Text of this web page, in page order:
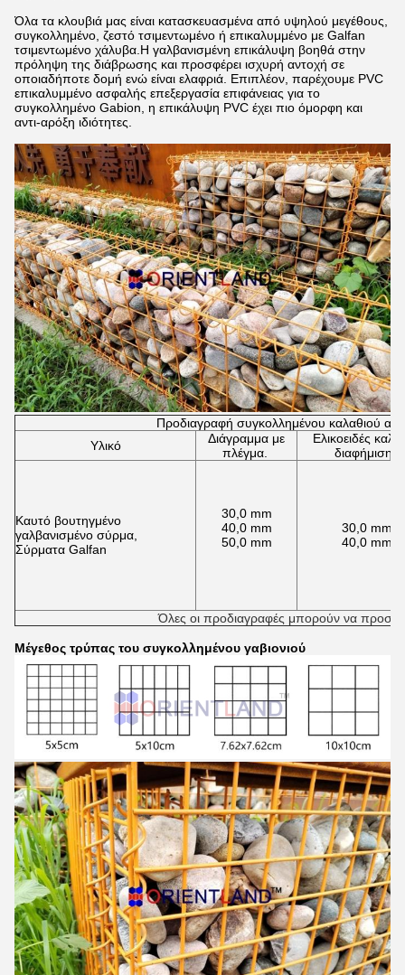
Όλα τα κλουβιά μας είναι κατασκευασμένα από υψηλού μεγέθους,
συγκολλημένο, ζεστό τσιμεντωμένο ή επικαλυμμένο με Galfan
τσιμεντωμένο χάλυβα.Η γαλβανισμένη επικάλυψη βοηθά στην
πρόληψη της διάβρωσης και προσφέρει ισχυρή αντοχή σε
οποιαδήποτε δομή ενώ είναι ελαφριά. Επιπλέον, παρέχουμε PVC
επικαλυμμένο ασφαλής επεξεργασία επιφάνειας για το
συγκολλημένο Gabion, η επικάλυψη PVC έχει πιο όμορφη και
αντι-αρόξη ιδιότητες.
Προδιαγραφή συγκολλημένου καλαθιού
Υλικό
Διάγραμμα με
πλέγμα.
Ελικοειδές
διαφήμιση.
Καυτό βουτηγμένο
γαλβανισμένο σύρμα,
Σύρματα Galfan
30,0 mm
40,0 mm
50,0 mm
30,0 mm
40,0 mm
Όλες οι προδιαγραφές μπορούν να
Μέγεθος τρύπας του συγκολλημένου γαβιονιού